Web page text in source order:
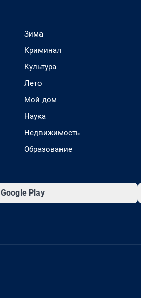
Зима
Криминал
Культура
Лето
Мой дом
Наука
Недвижимость
Образование
Google Play